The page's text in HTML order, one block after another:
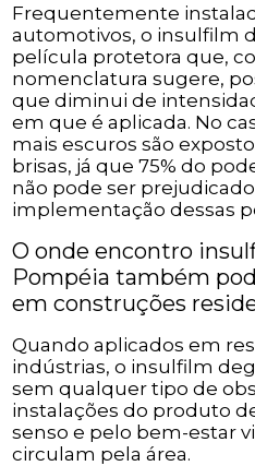
Frequentemente
automotivos, o insulfilm
película protetora que,
nomenclatura sugere,
que diminui de
em que é aplicada. No
mais escuros são
brisas, já que 75% do
não pode ser
implementação dessas
O onde encontro
Pompéia também
em construções
Quando aplicados em
indústrias, o insulfilm
sem qualquer tipo de
instalações do produto
senso e pelo bem-estar
circulam pela área.